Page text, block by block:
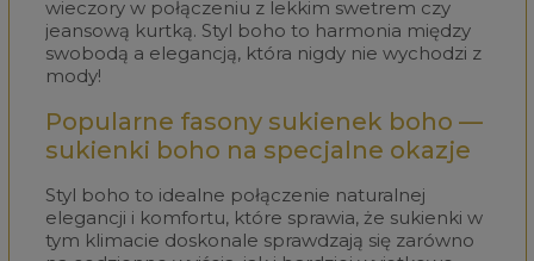
wieczory w połączeniu z lekkim swetrem czy
jeansową kurtką. Styl boho to harmonia między
swobodą a elegancją, która nigdy nie wychodzi z
mody!
Popularne fasony sukienek boho —
sukienki boho na specjalne okazje
Styl boho to idealne połączenie naturalnej
elegancji i komfortu, które sprawia, że sukienki w
tym klimacie doskonale sprawdzają się zarówno